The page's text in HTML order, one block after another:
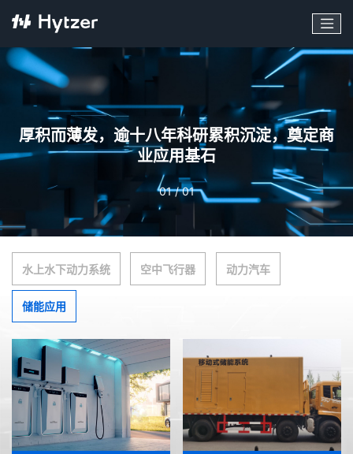
厚积而薄发，逾十八年科研累积沉淀，奠定商
业应用基石
01 / 01
水上水下动力系统 空中飞行器 动力汽车
储能应用